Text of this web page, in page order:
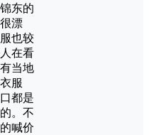
东的
漂
也较
在看
当地
服
都是
。不
喊价